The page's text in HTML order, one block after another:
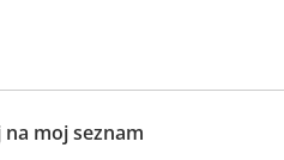
na moj seznam